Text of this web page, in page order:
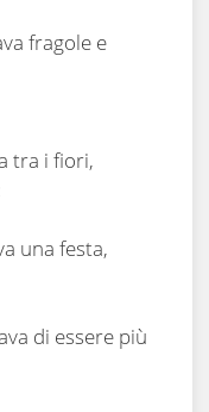
fragole e
tra i fiori,
una festa,
di essere più